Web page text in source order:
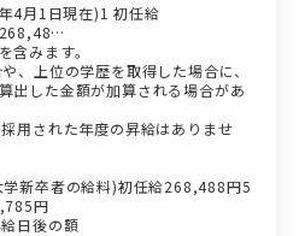
4月1日現在)1 初任給
268,48…
みます。
、上位の学歴を取得した場合に、
出した金額が加算される場合があ
用された年度の昇給はありませ
新卒者の給料)初任給268,488円5
円
日後の額